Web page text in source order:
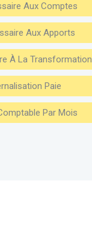
Aux Comptes
Aux Apports
À La Transformation
Paie
Par Mois